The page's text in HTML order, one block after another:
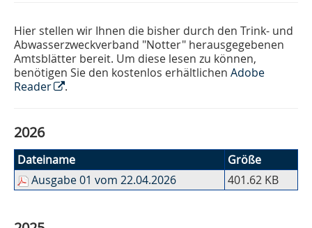
Hier stellen wir Ihnen die bisher durch den Trink- und
Abwasserzweckverband "Notter" herausgegebenen
Amtsblätter bereit. Um diese lesen zu können,
benötigen Sie den kostenlos erhältlichen Adobe
Reader
.
2026
Dateiname
Größe
Ausgabe 01 vom 22.04.2026
401.62 KB